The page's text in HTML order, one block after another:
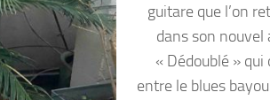
guitare que l’on
dans son nouvel
« Dédoublé » qui
entre le blues